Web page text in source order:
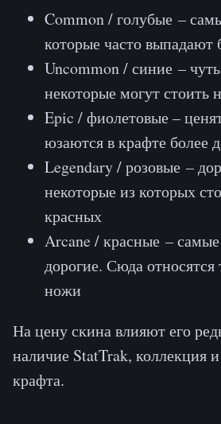
Common / голубые –
которые часто выпадают
Uncommon / синие –
некоторые могут стоить
Epic / фиолетовые –
юзаются в крафте более
Legendary / розовые –
некоторые из которых
красных
Arcane / красные –
дорогие. Сюда
ножи
На цену скина влияют его
наличие StatTrak, коллекция
крафта.